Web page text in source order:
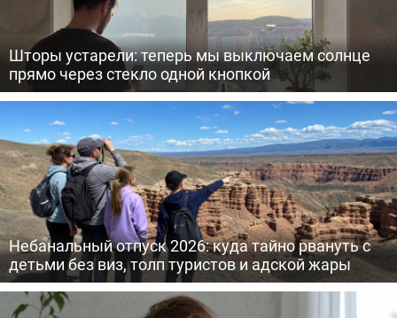
Шторы устарели: теперь мы выключаем солнце
прямо через стекло одной кнопкой
Небанальный отпуск 2026: куда тайно рвануть с
детьми без виз, толп туристов и адской жары